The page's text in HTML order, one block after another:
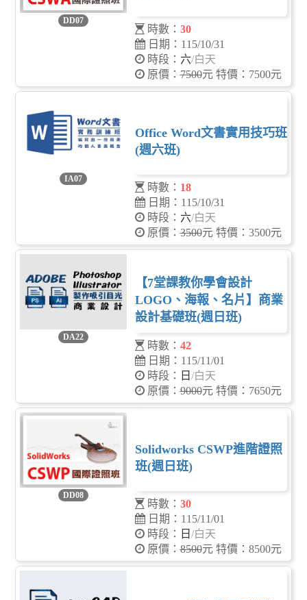
DD07
時數： 30
日期：115/10/31
時段： 六/白天
原價：7500元 特價：7500元
IA07
Office Word文書實用技巧班
(週六班)
時數： 18
日期：115/10/31
時段： 六/白天
原價：3500元 特價：3500元
DA22
【7堂課教你學會設計
LOGO、海報、名片】商業
設計基礎班(週日班)
時數： 42
日期：115/11/01
時段：
日 /白天
原價：9000元 特價：7650元
DD08
Solidworks CSWP進階證照
班(週日班)
時數： 30
日期：115/11/01
時段：
日 /白天
原價：8500元 特價：8500元